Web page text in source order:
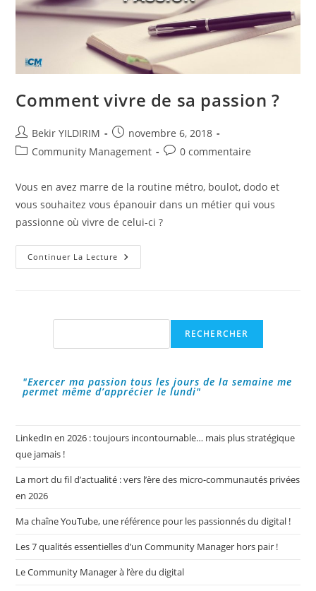
Comment vivre de sa passion ?
Auteur/autrice
de
Bekir YILDIRIM
Publication
publiée :
novembre 6, 2018
PostCommunity Management
Commentaires
publication :
0 commentaire
Vous en avez marre de la routine métro, boulot, dodo et
vous souhaitez vous épanouir dans un métier qui vous
passionne où vivre de celui-ci ?
Continuer La Lecture Comment
Vivre
RECHERCHER
"Exercer ma passion tous les jours de la semaine me
permet même d’apprécier le lundi"
LinkedIn en 2026 : toujours incontournable… mais plus stratégique
que jamais !
La mort du fil d’actualité : vers l’ère des micro-communautés privées
en 2026
Ma chaîne YouTube, une référence pour les passionnés du digital !
Les 7 qualités essentielles d’un Community Manager hors pair !
Le Community Manager à l’ère du digital